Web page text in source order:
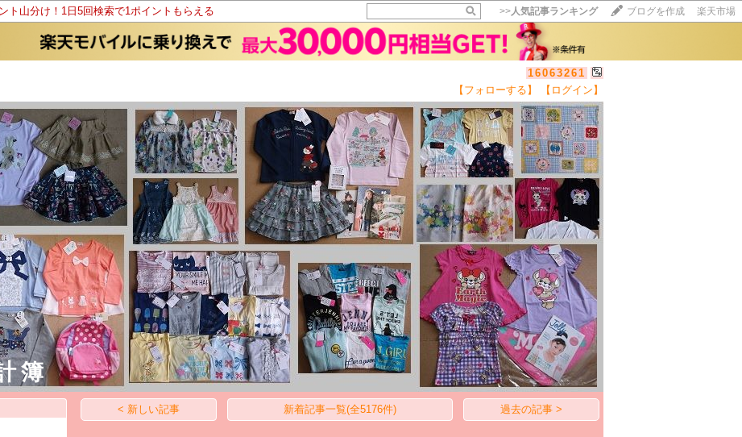
ト山分け！1日5回検索で1ポイントもらえる >>人気記事ランキング ブログを作成 楽天市場
16063261
【フォローする】 【ログイン】
簿
15記事にいいね！で1ポイント
いいね!
< 新しい記事 新着記事一覧(全5176件) 過去の記事 >